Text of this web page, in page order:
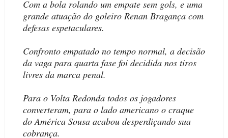
Com a bola rolando um empate sem gols, e uma
grande atuação do goleiro Renan Bragança com
defesas espetaculares.
Confronto empatado no tempo normal, a decisão
da vaga para quarta fase foi decidida nos tiros
livres da marca penal.
Para o Volta Redonda todos os jogadores
converteram, para o lado americano o craque
do América Sousa acabou desperdiçando sua
cobrança.